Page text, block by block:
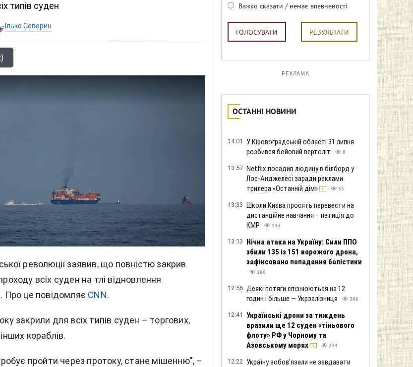
типів суден
Ілько Северин
революції заявив, що повністю закрив
всіх суден на тлі відновлення
Про це повідомляє CNN.
закрили для всіх типів суден – торгових,
кораблів.
пройти через протоку, стане мішенню", –
Важко сказати / немає впевненості
ГОЛОСУВАТИ РЕЗУЛЬТАТИ
РЕКЛАМА
ОСТАННІ НОВИНИ
14:01
У Кіровоградській області 31 липня
розбився бойовий вертоліт
0
13:57 Netflix посадив людину в білборд у
Лос-Анджелесі заради реклами
трилера «Останній дім»
55
13:33 Школи Києва просять перевести на
дистанційне навчання – петиція до
КМР
143
13:13 Нічна атака на Україну: Сили ППО
збили 135 із 151 ворожого дрона,
зафіксовано попадання балістики
166
12:56 Деякі потяги спізнюються на 12
годин і більше — Укрзалізниця
206
12:41 Українські дрони за тиждень
вразили ще 12 суден «тіньового
флоту» РФ у Чорному та
Азовському морях
224
12:22 Україну зобов'язали не завдавати